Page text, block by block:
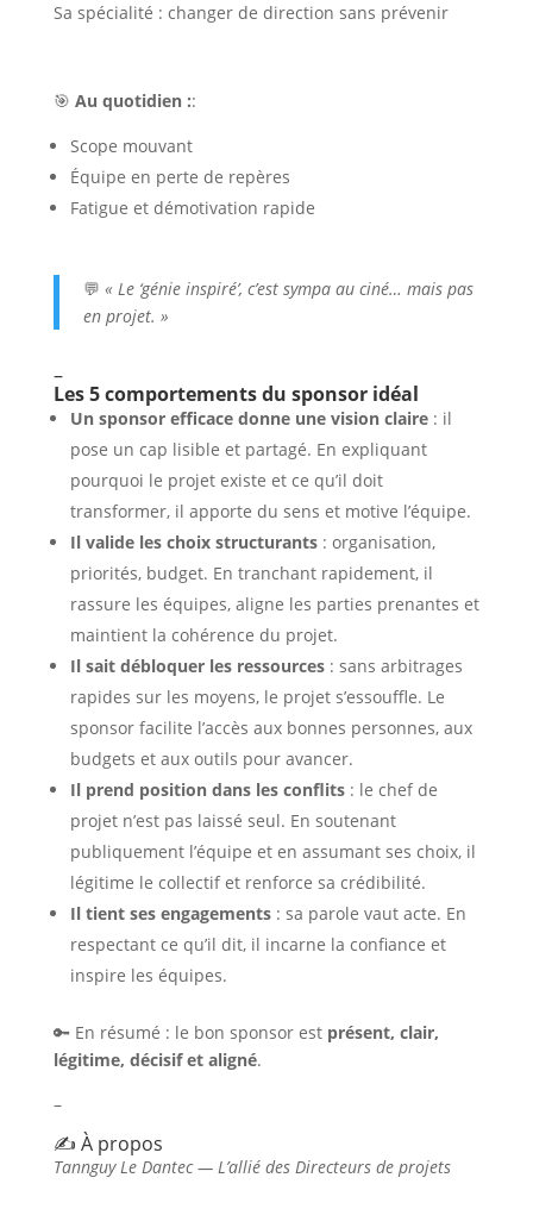
Sa spécialité : changer de direction sans prévenir
🎯 Au quotidien ::
Scope mouvant
Équipe en perte de repères
Fatigue et démotivation rapide
💬 « Le ‘génie inspiré’, c’est sympa au ciné… mais pas
en projet. »
–
Les 5 comportements du sponsor idéal
Un sponsor efficace donne une vision claire: il
pose un cap lisible et partagé. En expliquant
pourquoi le projet existe et ce qu’il doit
transformer, il apporte du sens et motive l’équipe.
Il valide les choix structurants: organisation,
priorités, budget. En tranchant rapidement, il
rassure les équipes, aligne les parties prenantes et
maintient la cohérence du projet.
Il sait débloquer les ressources: sans arbitrages
rapides sur les moyens, le projet s’essouffle. Le
sponsor facilite l’accès aux bonnes personnes, aux
budgets et aux outils pour avancer.
Il prend position dans les conflits: le chef de
projet n’est pas laissé seul. En soutenant
publiquement l’équipe et en assumant ses choix, il
légitime le collectif et renforce sa crédibilité.
Il tient ses engagements: sa parole vaut acte. En
respectant ce qu’il dit, il incarne la confiance et
inspire les équipes.
🔑 En résumé : le bon sponsor est présent, clair,
légitime, décisif et aligné.
–
✍️ À propos
Tannguy Le Dantec — L’allié des Directeurs de projets